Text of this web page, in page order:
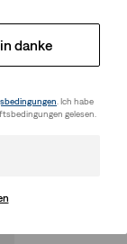
danke
. Ich habe
gelesen.